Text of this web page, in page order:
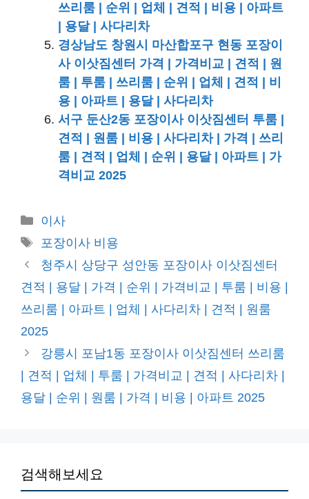
쓰리룸 | 순위 | 업체 | 견적 | 비용 | 아파트
| 용달 | 사다리차
경상남도 창원시 마산합포구 현동 포장이
사 이삿짐센터 가격 | 가격비교 | 견적 | 원
룸 | 투룸 | 쓰리룸 | 순위 | 업체 | 견적 | 비
용 | 아파트 | 용달 | 사다리차
서구 둔산2동 포장이사 이삿짐센터 투룸 |
견적 | 원룸 | 비용 | 사다리차 | 가격 | 쓰리
룸 | 견적 | 업체 | 순위 | 용달 | 아파트 | 가
격비교 2025
카
테
리
이사
태
그
포장이사 비용
청주시 상당구 성안동 포장이사 이삿짐센터
견적 | 용달 | 가격 | 순위 | 가격비교 | 투룸 | 비용 |
쓰리룸 | 아파트 | 업체 | 사다리차 | 견적 | 원룸
2025
강릉시 포남1동 포장이사 이삿짐센터 쓰리룸
| 견적 | 업체 | 투룸 | 가격비교 | 견적 | 사다리차 |
용달 | 순위 | 원룸 | 가격 | 비용 | 아파트 2025
검색해보세요